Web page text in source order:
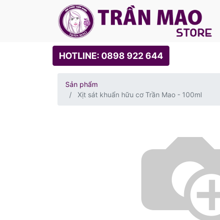
HOTLINE: 0898 922 644
Sản phẩm
Xịt sát khuẩn hữu cơ Trần Mao - 100ml